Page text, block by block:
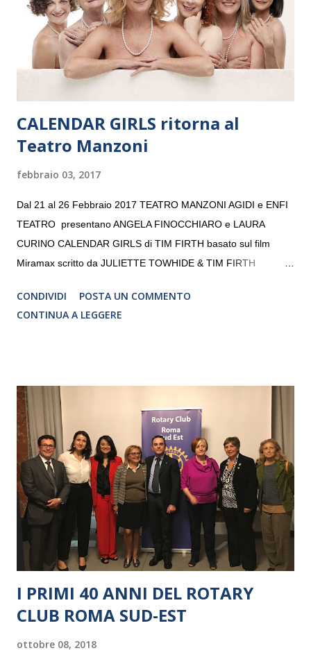
giovani artisti della Baltic Sea Youth Philharmonic per la quarta
volta. L’orchestra, fondata nel 2008 da Kristjan Järvi (affiancato
da un prestigioso consiglio di consulent...
CALENDAR GIRLS ritorna al
Teatro Manzoni
febbraio 03, 2017
Dal 21 al 26 Febbraio 2017 TEATRO MANZONI AGIDI e ENFI
TEATRO presentano ANGELA FINOCCHIARO e LAURA
CURINO CALENDAR GIRLS di TIM FIRTH basato sul film
Miramax scritto da JULIETTE TOWHIDE & TIM FIRTH
CRISTINA PEZZOLI
CONDIVIDI
POSTA UN COMMENTO
CONTINUA A LEGGERE
I PRIMI 40 ANNI DEL ROTARY
CLUB ROMA SUD-EST
ottobre 08, 2018